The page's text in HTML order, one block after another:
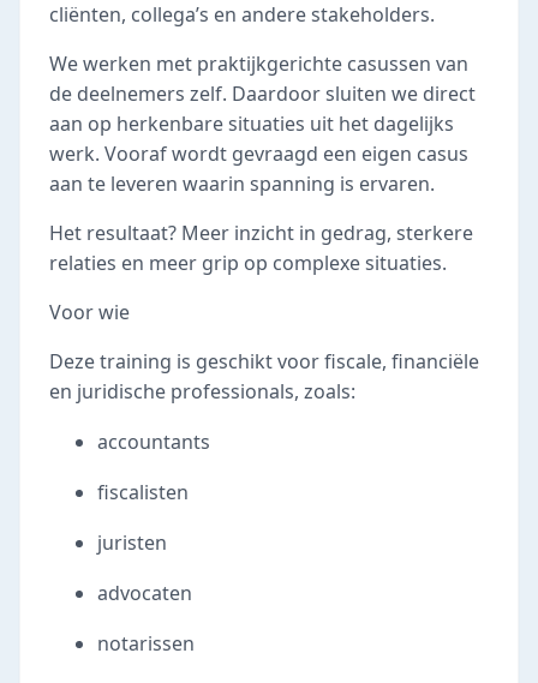
cliënten, collega’s en andere stakeholders.
We werken met praktijkgerichte casussen van
de deelnemers zelf. Daardoor sluiten we direct
aan op herkenbare situaties uit het dagelijks
werk. Vooraf wordt gevraagd een eigen casus
aan te leveren waarin spanning is ervaren.
Het resultaat? Meer inzicht in gedrag, sterkere
relaties en meer grip op complexe situaties.
Voor wie
Deze training is geschikt voor fiscale, financiële
en juridische professionals, zoals:
accountants
fiscalisten
juristen
advocaten
notarissen